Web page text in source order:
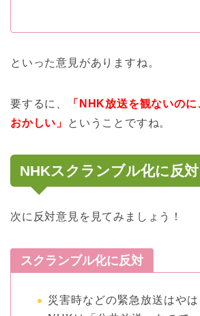
といった意見がありますね。
要するに、
「NHK放送を観ないの
おかしい」
ということですね。
NHKスクランブル化に反対
次に反対意見を見てみましょう！
スクランブル化に反対
災害時などの緊急放送はや